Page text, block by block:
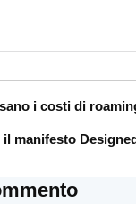
i costi di
manifesto